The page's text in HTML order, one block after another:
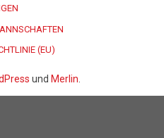
(EU)
und Merlin.